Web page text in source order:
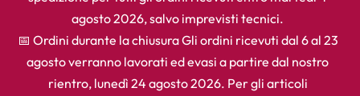
agosto 2026, salvo imprevisti tecnici.
📅 Ordini durante la chiusura Gli ordini ricevuti dal 6 al 23
agosto verranno lavorati ed evasi a partire dal nostro
rientro, lunedì 24 agosto 2026. Per gli articoli